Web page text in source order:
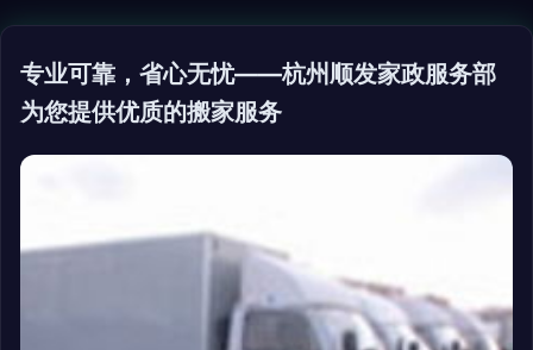
专业可靠，省心无忧——杭州顺发家政服务部
为您提供优质的搬家服务